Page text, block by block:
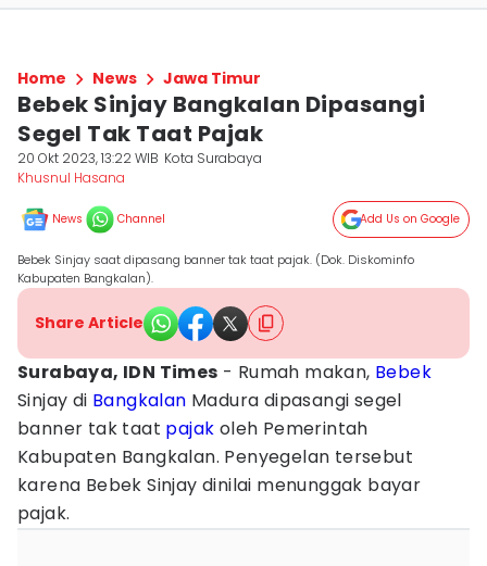
Home News Jawa Timur
Bebek Sinjay Bangkalan Dipasangi
Segel Tak Taat Pajak
20 Okt 2023, 13:22 WIB Kota Surabaya
Khusnul Hasana
News Channel Add Us on Google
Bebek Sinjay saat dipasang banner tak taat pajak. (Dok. Diskominfo
Kabupaten Bangkalan).
Share Article
Surabaya, IDN Times - Rumah makan, Bebek
Sinjay di Bangkalan Madura dipasangi segel
banner tak taat pajak oleh Pemerintah
Kabupaten Bangkalan. Penyegelan tersebut
karena Bebek Sinjay dinilai menunggak bayar
pajak.